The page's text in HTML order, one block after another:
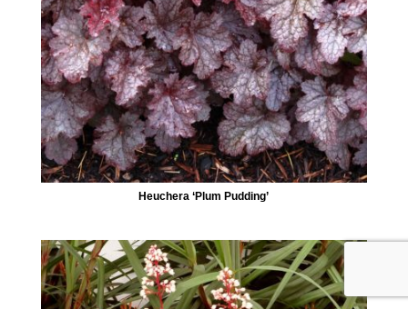
Heuchera ‘Plum Pudding’